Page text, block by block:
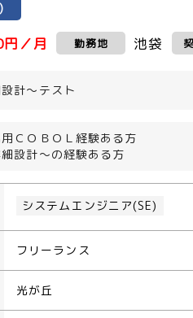
／月 勤務地 池袋
計～テスト
用ＣＯＢＯＬ経験ある方
細設計～の経験ある方
システムエンジニア(SE)
フリーランス
光が丘